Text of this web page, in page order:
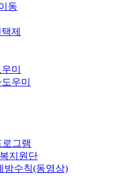
동
제
미
우미
로그램
지원단
방수칙(동영상)